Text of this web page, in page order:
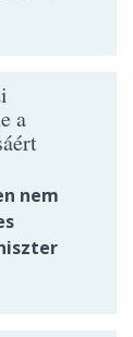
a
nem